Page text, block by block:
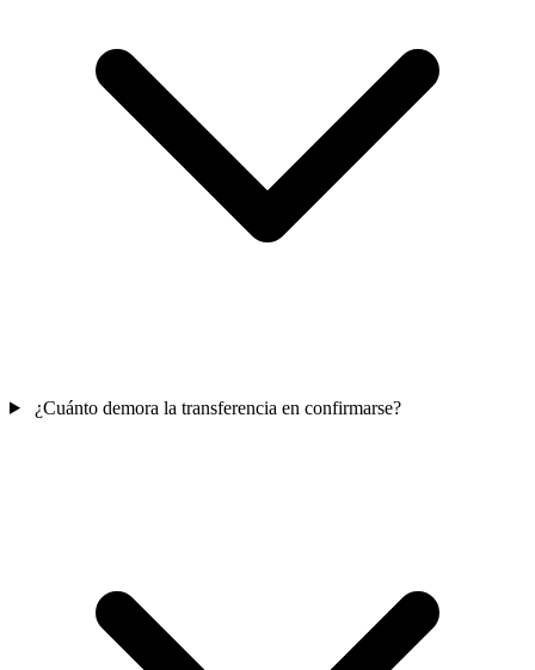
¿Cuánto demora la transferencia en confirmarse?